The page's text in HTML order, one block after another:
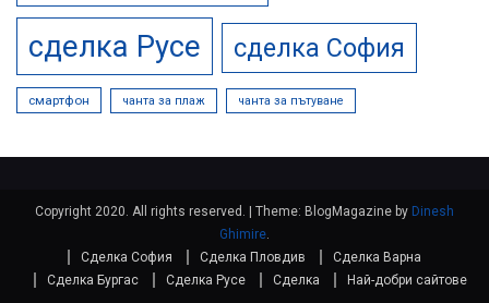
сделка Русе сделка София
смартфон чанта за плаж чанта за пътуване
Copyright 2020. All rights reserved. Theme: BlogMagazine by Dinesh
Ghimire.
Сделка София
Сделка Пловдив
Сделка Варна
Сделка Бургас
Сделка Русе Сделка Най-добри сайтове